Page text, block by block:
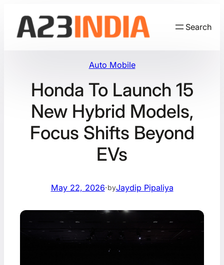
content
Search
Auto Mobile
Honda To Launch 15
New Hybrid Models,
Focus Shifts Beyond
EVs
May 22, 2026·byJaydip Pipaliya